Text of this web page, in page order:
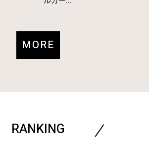
MORE
RANKING